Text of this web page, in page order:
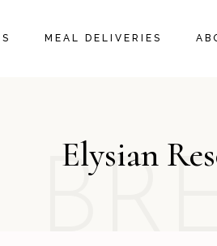
MEAL DELIVERIES
Elysian